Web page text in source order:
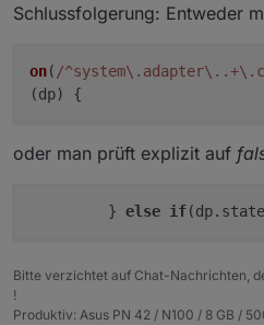
Schlussfolgerung: Entweder
on( /
(dp) {
oder man prüft explizit auf
         }
else if
Bitte verzichtet auf Chat-Nachrichten,
!
Produktiv: Asus PN 42 / N100 / 8 GB /